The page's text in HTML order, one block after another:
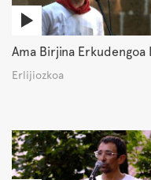
Ama Birjina Erkudengoa I
Erlijiozkoa